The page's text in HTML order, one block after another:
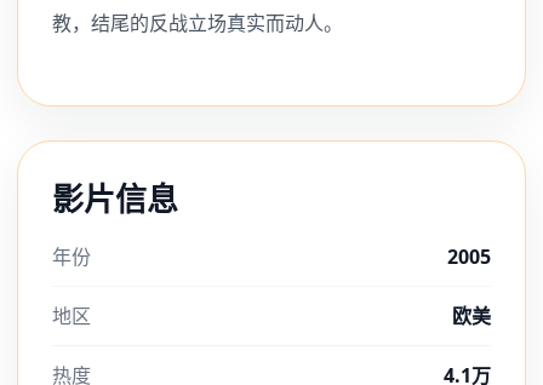
教，结尾的反战立场真实而动人。
影片信息
年份 2005
地区 欧美
热度 4.1万